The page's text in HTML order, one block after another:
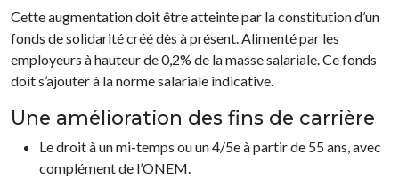
Cette augmentation doit être atteinte par la constitution d’un
fonds de solidarité créé dès à présent. Alimenté par les
employeurs à hauteur de 0,2% de la masse salariale. Ce fonds
doit s’ajouter à la norme salariale indicative.
Une amélioration des fins de carrière
Le droit à un mi-temps ou un 4/5e à partir de 55 ans, avec
complément de l’ONEM.